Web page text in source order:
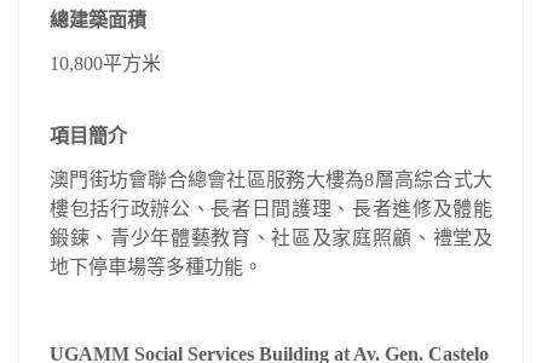
總建築面積
10,800平方米
項目簡介
澳門街坊會聯合總會社區服務大樓為8層高綜合式大
樓包括行政辦公、長者日間護理、長者進修及體能
鍛鍊、青少年體藝教育、社區及家庭照顧、禮堂及
地下停車場等多種功能。
UGAMM Social Services Building at Av. Gen. Castelo